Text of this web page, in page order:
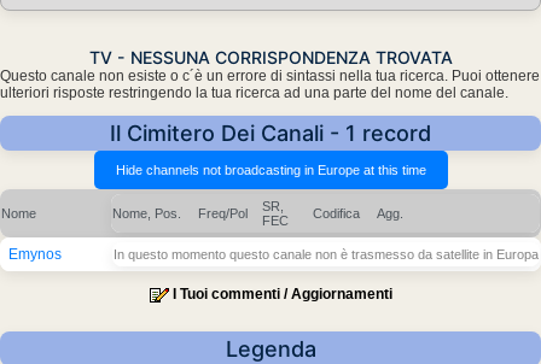
TV - NESSUNA CORRISPONDENZA TROVATA
Questo canale non esiste o c´è un errore di sintassi nella tua ricerca. Puoi ottenere
ulteriori risposte restringendo la tua ricerca ad una parte del nome del canale.
Il Cimitero Dei Canali - 1 record
Nome Nome, Pos. Freq/Pol
SR,
FEC
Codifica Agg.
Emynos In questo momento questo canale non è trasmesso da satellite in Europa
I Tuoi commenti / Aggiornamenti
Legenda